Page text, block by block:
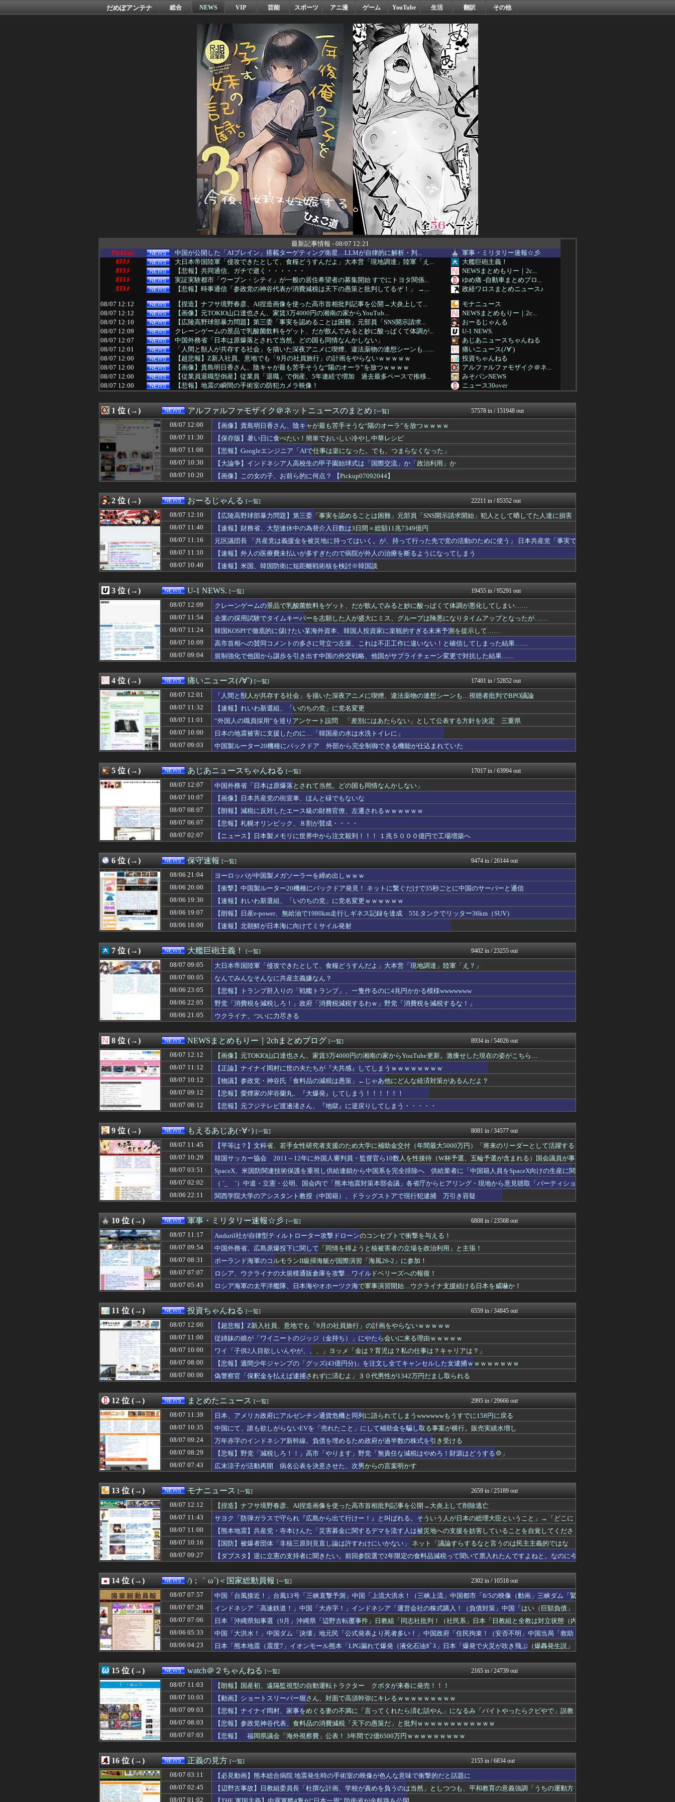
だめぽアンテナ 総合 NEWS VIP 芸能 スポーツ アニ漫 ゲーム YouTube 生活 翻訳 その他
最新記事情報 - 08/07 12:21
PickUp!
中国が公開した「AIブレイン」搭載ターゲティング衛星…LLMが自律的に解析・判...
軍事・ミリタリー速報☆彡
ｵﾇﾇﾒ
大日本帝国陸軍「侵攻できたとして、食糧どうすんだよ」大本営「現地調達」陸軍「え...
大艦巨砲主義！
ｵﾇﾇﾒ
【悲報】共同通信、ガチで逝く・・・・・・
NEWSまとめもりー｜2c...
ｵﾇﾇﾒ
実証実験都市「ウーブン・シティ」が一般の居住希望者の募集開始 すでにトヨタ関係...
ゆめ痛 -自動車まとめブロ...
ｵﾇﾇﾒ
【悲報】時事通信「参政党の神谷代表が消費減税は天下の愚策と批判してるぞ！」 →...
政経ワロスまとめニュース♪
08/07 12:12
【捏造】ナフサ境野春彦、AI捏造画像を使った高市首相批判記事を公開→大炎上して...
モナニュース
08/07 12:12
【画像】元TOKIO山口達也さん、家賃3万4000円の湘南の家からYouTub...
NEWSまとめもりー｜2c...
08/07 12:10
【広陵高野球部暴力問題】第三委「事実を認めることは困難」元部員「SNS開示請求...
おーるじゃんる
08/07 12:09
クレーンゲームの景品で乳酸菌飲料をゲット、だが飲んでみると妙に酸っぱくて体調が...
U-1 NEWS.
08/07 12:07
中国外務省「日本は原爆落とされて当然。どの国も同情なんかしない」
あじあニュースちゃんねる
08/07 12:01
「人間と獣人が共存する社会」を描いた深夜アニメに喫煙、違法薬物の連想シーンも…...
痛いニュース(ﾉ∀`)
08/07 12:00
【超悲報】Z新入社員、意地でも「9月の社員旅行」の計画をやらないｗｗｗｗｗ
投資ちゃんねる
08/07 12:00
【画像】貴島明日香さん、陰キャが最も苦手そうな“陽のオーラ”を放つｗｗｗｗ
アルファルファモザイク＠ネ...
08/07 12:00
【従業員退職型倒産】従業員「退職」で倒産、5年連続で増加 過去最多ペースで推移...
みそパンNEWS
08/07 12:00
【悲報】地震の瞬間の手術室の防犯カメラ映像！
ニュース30over
08/07 12:00
安亭事件とは何か——労働者が上海・南京間の鉄道を31時間止めた造反派の始まり
ネトウヨにゅーす
08/07 11:55
スペースXのロケット残骸、月に衝突 人工物で過去最大級 [8/7]
国難にあってもの申す！！
08/07 11:54
企業の採用試験でタイムキーパーを志願した人が盛大にミス、グループは険悪になりタ...
08/07 11:50
実証実験都市「ウーブン・シティ」が一般の居住希望者の募集開始 すでにトヨタ関係...
ゆめ痛 -自動車まとめブロ...
08/07 11:50
平和活動家がいなくなると平和 [8/7]
08/07 11:45
【平等は？】文科省、若手女性研究者支援のため大学に補助金交付（年間最大5000...
08/07 11:43
サヨク「防弾ガラスで守られ『広島から出て行けー！』と叫ばれる。そういう人が日本...
モナニュース
08/07 11:40
中国「日本は原爆被害者の立場で同情を買おうとするのを止めろ」
にゅーすアルー！
08/07 11:40
【速報】財務省、大型連休中の為替介入日数は3日間＝総額11兆7349億円
08/07 11:32
【速報】れいわ新選組、「いのちの党」に党名変更
痛いニュース(ﾉ∀`)
08/07 11:30
【保存版】暑い日に食べたい！簡単でおいしい冷やし中華レシピ
アルファルファモザイク＠ネ...
08/07 11:30
【これは酷い】ペットの健康診断を定期的にしていない人、その理由が終わっていた…...
オレ的ゲーム速報＠刃
08/07 11:29
【参政党】神谷代表、食料品の消費減税「天下の愚策だ」と批判
日本第一！ニュース録
韓国KOSPIで徹底的に儲けたい某海外資本、韓国人投資家に楽観的すぎる未来予測...
Anduril社が自律型ティルトローター攻撃ドローンのコンセプトで衝撃を与える...
軍事・ミリタリー速報☆彡
08/07 11:16
元区議団長 「共産党は義援金を被災地に持ってはいく。が、持って行った先で党の活...
おーるじゃんる
08/07 11:15
FIFA制裁待ったなし 〜 韓国警察、大韓サッカー協会を家宅捜索 代表監督選...
反日愚国 恨寓瘻
08/07 11:13
洋服の青山も｢空調ウェア｣を発売ｗｗｗｗｗ
08/07 11:10
【速報】外人の医療費未払いが多すぎたので病院が外人の治療を断るようになってしま...
おーるじゃんる
08/07 11:08
【悲報】時事通信「参政党の神谷代表が消費減税は天下の愚策と批判してるぞ！」 →...
政経ワロスまとめニュース♪
08/07 11:03
【朗報】国産初、遠隔監視型の自動運転トラクター クボタが来春に発売！！！
watch＠２ちゃんねる
“外国人の職員採用”を巡りアンケート設問 「差別にはあたらない」として公表する...
痛いニュース(ﾉ∀`)
08/07 11:00
従姉妹の娘が「ワイニートのジッジ（金持ち）」にやたら会いに来る理由ｗｗｗｗｗ
投資ちゃんねる
08/07 11:00
【悲報】Googleエンジニア「AIで仕事は楽になった。でも、つまらなくなった...
アルファルファモザイク＠ネ...
08/07 11:00
あまりにも酷すぎる出来でバカにされまくったアニメ『ワンダンス』、原作者本人が手...
オレ的ゲーム速報＠刃
08/07 11:00
【熊本地震】共産党・寺本けんた「災害募金に関するデマを流す人は被災地への支援を...
モナニュース
08/07 11:00
「深酒を控えて」熊本県警がXで注意喚起 「泥酔者」通報頻発、これは地震被害の影...
みそパンNEWS
08/07 10:55
「プチプチ」の川上産業、「プチプチ株式会社」に社名変更 創業58年で [8/...
国難にあってもの申す！！
08/07 10:40
アニメ化された名作ラブコメ『まもって守護月天！』が「全巻99円」の激安セール開...
オレ的ゲーム速報＠刃
08/07 10:40
エッセイスト「原爆を二度と使わせてはならない」→「もちろん中国の核も非難する？...
にゅーすアルー！
08/07 10:40
【速報】米国、韓国防衛に短距離戦術核を検討※韓国談
おーるじゃんる
08/07 10:35
中国にて、誰も欲しがらないEVを「売れたこと」にして補助金を騙し取る事案が横行...
08/07 10:33
ソーシャルゲームのプランナーやってるけど質問ある？
ふぇー速
08/07 10:30
【大論争】インドネシア人高校生の甲子園始球式は「国際交流」か「政治利用」か
08/07 10:29
韓国サッカー協会 2011～12年に外国人審判員・監督官ら10数人を性接待（W...
もえるあじあ(･∀･)
08/07 10:29
岸田文雄元首相､円安を阻止するために日米の通貨当局が実施した為替介入は｢一時し...
日本第一！ニュース録
08/07 10:20
【画像】この女の子、お前ら的に何点？ 【Pickup07092044】
アルファルファモザイク＠ネ...
08/07 10:16
【国防】被爆者団体「非核三原則見直し論は許すわけにいかない」 ネット「議論すら...
モナニュース
08/07 10:15
街の弁当屋さん「消費税が下がっても値下げしません」
【物議】参政党・神谷氏「食料品の減税は愚策」←じゃあ他にどんな経済対策があるん...
NEWSまとめもりー｜2c...
【速報】中露の武装軍艦4隻が日本一周『いつでも国家沈没させられるぞ』
おーるじゃんる
08/07 10:09
高市首相への賛同コメントの多さに苛立つ左派、これは不正工作に違いない！と確信し...
08/07 10:08
【速報】れいわ新選組、党名を「いのちの党」へ変更表明 → ﾈｯﾄ「ギャグセンス...
08/07 10:07
【画像】日本共産党の街宣車、ほんと碌でもないな
あじあニュースちゃんねる
08/07 10:03
【動画】ショートスリーパー堀さん、対面で高須幹弥にキレるｗｗｗｗｗｗｗｗｗ
watch＠２ちゃんねる
08/07 10:00
【脳科学】仮名と漢字の書字障害に関わる脳内ネットワークが異なることを解明 横浜...
08/07 10:00
【速報】高市首相が熊本県氷川町の避難所を訪問
黒マッチョニュース
08/07 10:00
【衝撃】毎日新聞の女性記者、自宅で夫に包丁を向けた疑いで逮捕
08/07 10:00
【東大】2年連続赤字へ 「貯金」数年で枯渇、研究者の削減不可避
みそパンNEWS
08/07 10:00
日本の地震被害に支援したのに…「韓国産の水は水洗トイレに」
痛いニュース(ﾉ∀`)
08/07 10:00
ワイ「子供2人目欲しいんやが、、、」ヨッメ「金は？育児は？私の仕事は？キャリア...
08/07 09:55
円高デメリット…米S&P500が最高値も円高でオルカン・S＆P500投信の含み...
国難にあってもの申す！！
08/07 09:54
中国外務省、広島原爆投下に関して「同情を得ようと核被害者の立場を政治利用」と主...
軍事・ミリタリー速報☆彡
08/07 09:40
被爆者団体「政府与党で言われている非核三原則の見直し、許すわけにはいかない」
08/07 09:40
日教組委員長、辺野古事故に「学校が責めを負うのは当然だ、現場は『ちょっと偏って...
おーるじゃんる
08/07 09:30
【悲報】山本太郎氏、Xプロフィールを「猫好きおじさん」に変更ｗｗｗｗ
08/07 09:29
中露軍艦4隻が”日本一周”
日本第一！ニュース録
08/07 09:27
【ダブスタ】逆に立憲の支持者に聞きたい。前回参院選で2年限定の食料品減税って聞...
モナニュース
08/07 09:26
【為替相場】ドル円は1ドル158円台半ば 介入警戒をしつつ円売りが続行
かせまと！
08/07 09:24
万年赤字のインドネシア新幹線。負債を埋めるため政府が過半数の株式を引き受ける
まとめたニュース
不動産投資ファンド｢みんなで大家さん｣､約2881億円の債務超過 分配金の支払...
理想ちゃんねる
08/07 09:20
『ど根性ガエルの娘』全巻「70％オフ」セール！全7巻「5,313円」→「1,5...
オレ的ゲーム速報＠刃
08/07 09:20
【日本水産物輸入禁止に釈明が必要】 韓国のCPTPP加盟への課題を関西外大教授...
08/07 09:12
【悲報】愛煙家の岸谷蘭丸、『大爆発』してしまう！！！！！！
NEWSまとめもりー｜2c...
08/07 09:10
【速報】刃物を持って中国大使館に侵入した自衛官、地裁でついに動機明かす
08/07 09:08
【悲報】熊本県知事、報道陣土足取材にマジギレ「遺族や被災者から強い不満でてる！...
政経ワロスまとめニュース♪
08/07 09:05
大日本帝国陸軍「侵攻できたとして、食糧どうすんだよ」大本営「現地調達」陸軍「え...
08/07 09:04
規制強化で他国から譲歩を引き出す中国の外交戦略、他国がサプライチェーン変更で対...
U-1 NEWS.
08/07 09:03
中国製ルーター20機種にバックドア 外部から完全制御できる機能が仕込まれていた
痛いニュース(ﾉ∀`)
08/07 09:03
【悲報】ナイナイ岡村、家事をめぐる妻の不満に「言ってくれたら済む話やん」になる...
08/07 09:00
【朗報】斎藤知事、年間1億円超かかる兵庫県の海外事務所を全廃へ
アルファルファモザイク＠ネ...
08/07 09:00
東大さえ赤字、足かせ多く稼げぬ国立大学法人 研究開発費20年横ばい
みそパンNEWS
08/07 09:00
【世界三大料理】トルコが選ばれた理由がヤバい！ネット民が激論した結果
モッコスヌ〜ン
08/07 08:55
「盗人たけだけしい」中国国防省が防衛白書に反発 「日本の新型軍国主義」と批判 ...
国難にあってもの申す！！
08/07 08:33
最近冷たい空調服ってやつが出てるらしくめっちゃ欲しい
かせまと！
08/07 08:31
ポーランド海軍のコルモランII級掃海艇が国際演習「海風26-2」に参加！
軍事・ミリタリー速報☆彡
08/07 08:29
【悲報】野党「減税しろ！！」高市「やります」野党「無責任な減税はやめろ！財源は...
まとめたニュース
08/07 08:29
米穀商社の木徳神糧4-6月期経常利益、前年同期比97.7％減の0.7億円に減益
日本第一！ニュース録
08/07 08:20
【聯合ニュース】 韓国サッカー協会 2011～12年に国際審判員らを性接待
キムチ速報
08/07 08:13
【画像】農家ワイが作ったタマネギ、お前らの想像する1.5倍はデカいぞ
理想ちゃんねる
08/07 08:12
【悲報】元フジテレビ渡邊渚さん、『地獄』に逆戻りしてしまう・・・・・
NEWSまとめもりー｜2c...
08/07 08:09
【悲報】保守党・百田代表、甲子園でインドネシア人が始球式登場に怒り「甲子園を政...
政経ワロスまとめニュース♪
08/07 08:07
【朗報】減税に反対したエース級の財務官僚、左遷されるｗｗｗｗｗｗ
あじあニュースちゃんねる
08/07 08:03
【悲報】参政党神谷代表、食料品の消費減税「天下の愚策だ」と批判ｗｗｗｗｗｗｗｗ...
08/07 08:00
【自民】石破茂氏「支持率下がっても必要なことを」「公約違反にならない」 消費減...
黒マッチョニュース
08/07 08:00
【国民民主】連立与党入りの路線から距離…「消費税減税」譲らぬ高市首相に不信感・...
常識的に考えた
08/07 08:00
かつて650万部を誇った「週刊少年ジャンプ」、発行部数が初の100万部割れ
08/07 08:00
【悲報】週間少年ジャンプの「グッズ(43億円分)」を注文し全てキャンセルした女...
08/07 08:00
東京は「土地神話」再来？マンション高騰 50年ローン選ぶ若者も
みそパンNEWS
08/07 08:00
王洪文とは何者か——紡績工場の保安員が38歳で党副主席になった「ヘリコプター式...
ネトウヨにゅーす
08/07 07:57
中国「台風接近！」台風13号「三峡直撃予測」中国「上流大洪水！（三峡上流」中国...
/)；｀ω´)＜国家総動...
08/07 07:55
中国出資の高速鉄道、インドネシア政府が運営会社の株引き受けへ [8/6]
国難にあってもの申す！！
08/07 07:49
思い通りに動かない熊本被災者に左派が我慢ならなくなった模様、避難所で苦しむ被災...
08/07 07:44
【AI】年商10億円を超える「ひとり親方」が急増
08/07 07:43
広末涼子が活動再開 病名公表を決意させた、次男からの言葉明かす
まとめたニュース
08/07 07:40
中国人に聞いた「一番悪いと思う国は？」 →1位中国
にゅーすアルー！
08/07 07:29
非現実的なリベラル政策をゴリ押しした東京大学、貯金から無駄金を垂れ流しまくった...
U-1 NEWS.
08/07 07:29
イオンモール熊本の爆発「配管が損傷しガス漏れ、着火した可能性」福岡酸素、経産省...
日本第一！ニュース録
08/07 07:28
インドネシア「高速鉄道！」中国「大赤字！」インドネシア「運営会社の株式購入！（...
/)；｀ω´)＜国家総動...
08/07 07:12
【衝撃】きゃりーぱみゅぱみゅ、うっかり本名を告白してしまう！！！！！
NEWSまとめもりー｜2c...
08/07 07:11
【画像】いしかわじゅんの反戦漫画、意味不明すぎる…ネット「量産型左翼の最底辺み...
モナニュース
08/07 07:08
クビになったバイト先の店長のインスタ見つけた
まとめたニュース
08/07 07:07
ロシア、ウクライナの大規模通販倉庫を攻撃…ワイルドベリーズへの報復！
軍事・ミリタリー速報☆彡
08/07 07:06
日本「沖縄県知事選（9月」沖縄県「辺野古転覆事件」日教組「同志社批判！（社民系...
/)；｀ω´)＜国家総動...
08/07 07:03
【悲報】 福岡県議会「海外視察費」公表！ 3年間で2億6500万円ｗｗｗｗｗ...
watch＠２ちゃんねる
08/07 07:00
｢中国経済は改善する」と答えたのはたった１%だけ…日系企業1364社が吐露「中...
ゴタゴタシタニュース
08/07 07:00
「高市総理には愛想尽かした」コメ余りに農家が悲鳴 売値は生産原価の半分以下に…...
08/07 07:00
「ジャンプ」ストアで大量注文→キャンセルか 業務妨害容疑で女逮捕
常識的に考えた
08/07 07:00
【戦国皆殺し】日本語が通じたから殺戮が少なかった？歴史の真実
モッコスヌ〜ン
08/07 06:57
【金利上昇】年24万円負担増 30代住宅ローンで、内閣府試算
かせまと！
08/07 06:55
中国製ルーター20機種にバックドア、外部から完全制御のおそれ [8/6]
国難にあってもの申す！！
08/07 06:50
なぜ韓国にはキム姓が多いのか…韓国の姓は250、日本は30万…歴史的背景を米学...
国難にあってもの申す！！
08/07 06:45
逮捕案件だろ 〜 パヨク「アジア人民、中国人民と連帯して戦おー！悪政高市を打倒...
反日愚国 恨寓瘻
08/07 06:40
中国の「レアアース武器化」が裏目に、世界で重レアアース供給網の構築が加速
にゅーすアルー！
08/07 06:30
【動画】熊本地震発生時の手術室の様子が公開される
ガハろぐNewsヽ(･ω･...
08/07 06:24
店員さんにタメ口するやつｗｗｗｗｗｗｗｗｗｗｗｗｗｗｗｗｗｗｗｗｗｗｗｗ
まとめたニュース
08/07 06:13
2027年4月に食料品の消費税1％に減税､店頭価格を変えない店も｢利益がほとん...
理想ちゃんねる
08/07 06:12
【速報】影山優佳（25）、『爆弾発言』キタァアアアアアーーーーー！！
NEWSまとめもりー｜2c...
08/07 06:09
川上産業株式会社が10月よりプチプチ株式会社に社名変更
かせまと！
08/07 06:07
【悲報】札幌オリンピック、８割が賛成・・・・
あじあニュースちゃんねる
08/07 06:03
ジャンポケ斉藤「同意があったんです。本当です。信じて下さい」 ←何でこの主張が...
watch＠２ちゃんねる
08/07 06:00
産経新聞が東北で新聞発行休止
常識的に考えた
08/07 06:00
【会社】川上産業株式会社が10月よりプチプチ株式会社に社名変更
みそパンNEWS
08/07 06:00
【中川翔子】才能と虚言癖が同居する“しょこたん”が天下を取れなかった理由
モッコスヌ〜ン
08/07 05:43
ロシア海軍の太平洋艦隊、日本海やオホーツク海で軍事演習開始…ウクライナ支援続け...
軍事・ミリタリー速報☆彡
08/07 05:29
昔の自販機が最高すぎる
まとめたニュース
08/07 05:20
韓国で約60年ぶりに路面電車が復活 最新鋭水素燃料電池車も
キムチ速報
08/07 05:12
【速報】『有吉の夏休み』、とんでもない発表をしてしまう！！！！！ NEWSまとめもりー｜2c...
1 位 (→) アルファルファモザイク＠ネットニュースのまとめ [一覧] 57578 in / 151948 out
08/07 12:00
【画像】貴島明日香さん、陰キャが最も苦手そうな“陽のオーラ”を放つｗｗｗｗ
08/07 11:30
【保存版】暑い日に食べたい！簡単でおいしい冷やし中華レシピ
08/07 11:00
【悲報】Googleエンジニア「AIで仕事は楽になった。でも、つまらなくなった」
08/07 10:30
【大論争】インドネシア人高校生の甲子園始球式は「国際交流」か「政治利用」か
08/07 10:20
【画像】この女の子、お前ら的に何点？ 【Pickup07092044】
2 位 (→) おーるじゃんる [一覧] 22211 in / 85352 out
08/07 12:10
【広陵高野球部暴力問題】第三委「事実を認めることは困難」元部員「SNS開示請求開始」犯人として晒してた人達に損害
賠償請求訴訟を起こす方針
08/07 11:40
【速報】財務省、大型連休中の為替介入日数は3日間＝総額11兆7349億円
08/07 11:16
元区議団長 「共産党は義援金を被災地に持ってはいく。が、持って行った先で党の活動のために使う」 日本共産党「事実で
はありません」
08/07 11:10
【速報】外人の医療費未払いが多すぎたので病院が外人の治療を断るようになってしまう
08/07 10:40
【速報】米国、韓国防衛に短距離戦術核を検討※韓国談
3 位 (→) U-1 NEWS. [一覧] 19455 in / 95291 out
08/07 12:09
クレーンゲームの景品で乳酸菌飲料をゲット、だが飲んでみると妙に酸っぱくて体調が悪化してしまい……
08/07 11:54
企業の採用試験でタイムキーパーを志願した人が盛大にミス、グループは険悪になりタイムアップとなったが……
08/07 11:24
韓国KOSPIで徹底的に儲けたい某海外資本、韓国人投資家に楽観的すぎる未来予測を提示して……
08/07 10:09
高市首相への賛同コメントの多さに苛立つ左派、これは不正工作に違いない！と確信してしまった結果……
08/07 09:04
規制強化で他国から譲歩を引き出す中国の外交戦略、他国がサプライチェーン変更で対抗した結果……
4 位 (→) 痛いニュース(ﾉ∀`) [一覧] 17401 in / 52852 out
08/07 12:01
「人間と獣人が共存する社会」を描いた深夜アニメに喫煙、違法薬物の連想シーンも…視聴者批判でBPO議論
08/07 11:32
【速報】れいわ新選組、「いのちの党」に党名変更
08/07 11:01
“外国人の職員採用”を巡りアンケート設問 「差別にはあたらない」として公表する方針を決定 三重県
08/07 10:00
日本の地震被害に支援したのに…「韓国産の水は水洗トイレに」
08/07 09:03
中国製ルーター20機種にバックドア 外部から完全制御できる機能が仕込まれていた
5 位 (→) あじあニュースちゃんねる [一覧] 17017 in / 63994 out
08/07 12:07
中国外務省「日本は原爆落とされて当然。どの国も同情なんかしない」
08/07 10:07
【画像】日本共産党の街宣車、ほんと碌でもないな
08/07 08:07
【朗報】減税に反対したエース級の財務官僚、左遷されるｗｗｗｗｗｗ
08/07 06:07
【悲報】札幌オリンピック、８割が賛成・・・・
08/07 02:07
【ニュース】日本製メモリに世界中から注文殺到！！！ １兆５０００億円で工場増築へ
6 位 (→) 保守速報 [一覧] 9474 in / 26144 out
08/06 21:04
ヨーロッパが中国製メガソーラーを締め出しｗｗｗ
08/06 20:00
【衝撃】中国製ルーター20機種にバックドア発見！ ネットに繋ぐだけで35秒ごとに中国のサーバーと通信
08/06 19:30
【速報】れいわ新選組、「いのちの党」に党名変更ｗｗｗｗｗｗ
08/06 19:07
【朗報】日産e-power、無給油で1980km走行しギネス記録を達成 55Lタンクでリッター36km（SUV）
08/06 18:00
【速報】北朝鮮が日本海に向けてミサイル発射
7 位 (→) 大艦巨砲主義！ [一覧] 9402 in / 23255 out
08/07 09:05
大日本帝国陸軍「侵攻できたとして、食糧どうすんだよ」大本営「現地調達」陸軍「え？」
08/07 00:05
なんでみんなそんなに共産主義嫌なん？
08/06 23:05
【悲報】トランプ肝入りの「戦艦トランプ」、一隻作るのに4兆円かかる模様wwwwwww
08/06 22:05
野党「消費税を減税しろ！」政府「消費税減税するわｗ」野党「消費税を減税するな！」
08/06 21:05
ウクライナ、ついに力尽きる
8 位 (→) NEWSまとめもりー｜2chまとめブログ [一覧] 8934 in / 54026 out
08/07 12:12
【画像】元TOKIO山口達也さん、家賃3万4000円の湘南の家からYouTube更新。激痩せした現在の姿がこちら…
08/07 11:12
【正論】ナイナイ岡村に世の夫たちが『大共感』してしまうｗｗｗｗｗｗｗｗ
08/07 10:12
【物議】参政党・神谷氏「食料品の減税は愚策」←じゃあ他にどんな経済対策があるんだよ？
08/07 09:12
【悲報】愛煙家の岸谷蘭丸、『大爆発』してしまう！！！！！！
08/07 08:12
【悲報】元フジテレビ渡邊渚さん、『地獄』に逆戻りしてしまう・・・・・
9 位 (→) もえるあじあ(･∀･) [一覧] 8081 in / 34577 out
08/07 11:45
【平等は？】文科省、若手女性研究者支援のため大学に補助金交付（年間最大5000万円）「将来のリーダーとして活躍する
（女性の）人材を輩出したい」
08/07 10:29
韓国サッカー協会 2011～12年に外国人審判員・監督官ら10数人を性接待（W杯予選、五輪予選が含まれる）国会議員が事
実確認
08/07 03:51
SpaceX、米国防関連技術保護を重視し供給連鎖から中国系を完全排除へ 供給業者に「中国籍人員をSpaceX向けの生産に関
わらせないこと」「中国製の設備・部品を使わないこと」を要求し監査実施
08/07 02:02
（ ´_ゝ`）中道・立憲・公明、国会内で「熊本地震対策本部会議」各省庁からヒアリング・現地から意見聴取「パーティショ
ン、人手、宿泊施設の不足や、外国人実習生の方々にも対応してほしい」今日の午後、政府に要望書を提出
08/06 22:11 関西学院大学のアシスタント教授（中国籍）、ドラッグストアで現行犯逮捕 万引き容疑
10 位 (→) 軍事・ミリタリー速報☆彡 [一覧] 6808 in / 23568 out
08/07 11:17
Anduril社が自律型ティルトローター攻撃ドローンのコンセプトで衝撃を与える！
08/07 09:54
中国外務省、広島原爆投下に関して「同情を得ようと核被害者の立場を政治利用」と主張！
08/07 08:31
ポーランド海軍のコルモランII級掃海艇が国際演習「海風26-2」に参加！
08/07 07:07
ロシア、ウクライナの大規模通販倉庫を攻撃…ワイルドベリーズへの報復！
08/07 05:43
ロシア海軍の太平洋艦隊、日本海やオホーツク海で軍事演習開始…ウクライナ支援続ける日本を威嚇か！
11 位 (→) 投資ちゃんねる [一覧] 6559 in / 34845 out
08/07 12:00
【超悲報】Z新入社員、意地でも「9月の社員旅行」の計画をやらないｗｗｗｗｗ
08/07 11:00
従姉妹の娘が「ワイニートのジッジ（金持ち）」にやたら会いに来る理由ｗｗｗｗｗ
08/07 10:00
ワイ「子供2人目欲しいんやが、、、」ヨッメ「金は？育児は？私の仕事は？キャリアは？」
08/07 08:00
【悲報】週間少年ジャンプの「グッズ(43億円分)」を注文し全てキャンセルした女逮捕ｗｗｗｗｗｗｗｗ
08/07 00:00
偽警察官「保釈金を払えば逮捕されずに済むよ」３０代男性が1342万円だまし取られる
12 位 (→) まとめたニュース [一覧] 2995 in / 29666 out
08/07 11:39
日本、アメリカ政府にアルゼンチン通貨危機と同列に語られてしまうwwwwwwもうすでに158円に戻る
08/07 10:35
中国にて、誰も欲しがらないEVを「売れたこと」にして補助金を騙し取る事案が横行。販売実績水増し
08/07 09:24
万年赤字のインドネシア新幹線。負債を埋めるため政府が過半数の株式を引き受ける
08/07 08:29
【悲報】野党「減税しろ！！」高市「やります」野党「無責任な減税はやめろ！財源はどうする💢」
08/07 07:43
広末涼子が活動再開 病名公表を決意させた、次男からの言葉明かす
13 位 (→) モナニュース [一覧] 2659 in / 25189 out
08/07 12:12
【捏造】ナフサ境野春彦、AI捏造画像を使った高市首相批判記事を公開→大炎上して削除逃亡
08/07 11:43
サヨク「防弾ガラスで守られ『広島から出て行けー！』と叫ばれる。そういう人が日本の総理大臣ということ」→「どこに
民意と書きました？」「勝手にレッテル貼り付けないで」逆ギレ
08/07 11:00
【熊本地震】共産党・寺本けんた「災害募金に関するデマを流す人は被災地への支援を妨害していることを自覚してくださ
い」 ネット「では熊本に直接募金すればいいだけですね！」
08/07 10:16
【国防】被爆者団体「非核三原則見直し論は許すわけにいかない」 ネット「議論すらするなと言うのは民主主義的ではな
い」
08/07 09:27
【ダブスタ】逆に立憲の支持者に聞きたい。前回参院選で2年限定の食料品減税って聞いて票入れたんですよねと。なのに今
14 位 (→) /)；｀ω´)＜国家総動員報 [一覧] 2302 in / 10518 out
08/07 07:57
中国「台風接近！」台風13号「三峡直撃予測」中国「上流大洪水！（三峡上流」中国都市「8/5の映像（動画」三峡ダム「緊
急放流（決壊危機」中国「下流大水害（震え声」→
08/07 07:28
インドネシア「高速鉄道！」中国「大赤字！」インドネシア「運営会社の株式購入！（負債対策」中国「はい（巨額負債」
インドネシア「700km延伸計画！（実質中止」→
08/07 07:06
日本「沖縄県知事選（9月」沖縄県「辺野古転覆事件」日教組「同志社批判！（社民系」日本「日教組と全教は対立状態（内
ｹﾞﾊﾞ」特別調査委員会「同志社に猛省促す」→
08/06 05:33
中国「大洪水！」中国ダム「決壊」地元民「公式発表より死者多い！」中国政府「住民拘束！（安否不明」中国当局「救助
隊動画も削除」台風13号「三峡ﾀﾞﾑ接近中」→
08/06 04:23
日本「熊本地震（震度7」イオンモール熊本「LPG漏れて爆発（液化石油ｶﾞｽ」日本「爆発で火災が吹き飛ぶ（爆轟発生説」
15 位 (→) watch＠２ちゃんねる [一覧] 2165 in / 24739 out
08/07 11:03
【朗報】国産初、遠隔監視型の自動運転トラクター クボタが来春に発売！！！
08/07 10:03
【動画】ショートスリーパー堀さん、対面で高須幹弥にキレるｗｗｗｗｗｗｗｗｗ
08/07 09:03
【悲報】ナイナイ岡村、家事をめぐる妻の不満に「言ってくれたら済む話やん」になるみ「バイトやったらクビやで」説教
受け黙り込む
08/07 08:03
【悲報】参政党神谷代表、食料品の消費減税「天下の愚策だ」と批判ｗｗｗｗｗｗｗｗｗｗｗｗ
08/07 07:03
【悲報】 福岡県議会「海外視察費」公表！ 3年間で2億6500万円ｗｗｗｗｗｗｗｗｗ
16 位 (→) 正義の見方 [一覧] 2155 in / 6834 out
08/07 03:11
【必見動画】熊本総合病院 地震発生時の手術室の映像が色んな意味で衝撃的だと話題に
08/07 02:45
【辺野古事故】日教組委員長「杜撰な計画、学校が責めを負うのは当然」としつつも、平和教育の意義強調「うちの運動方
針は極めてバランス良い」
08/07 01:02